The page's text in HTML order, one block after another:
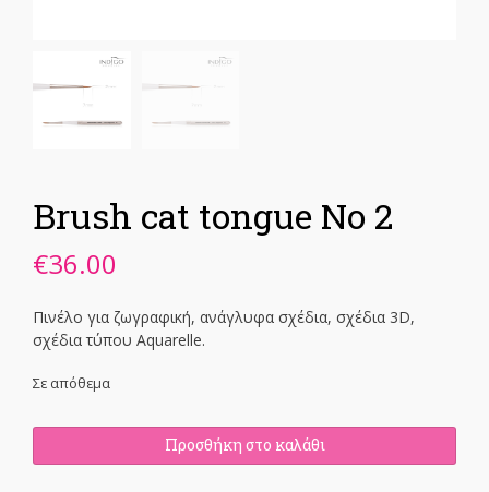
Brush cat tongue No 2
€36.00
Πινέλο για ζωγραφική, ανάγλυφα σχέδια, σχέδια 3D,
σχέδια τύπου Aquarelle.
Σε απόθεμα
cat
Προσθήκη στο καλάθι